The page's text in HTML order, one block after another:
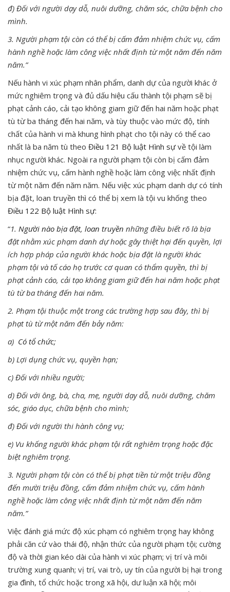
đ) Đối với người dạy dỗ, nuôi dưỡng, chăm sóc, chữa bệnh cho
mình.
3. Người phạm tội còn có thể bị cấm đảm nhiệm chức vụ, cấm
hành nghề hoặc làm công việc nhất định từ một năm đến năm
năm.”
Nếu hành vi xúc phạm nhân phẩm, danh dự của người khác ở
mức nghiêm trọng và đủ dấu hiệu cấu thành tội phạm sẽ bị
phạt cảnh cáo, cải tạo không giam giữ đến hai năm hoặc phạt
tù từ ba tháng đến hai năm, và tùy thuộc vào mức độ, tính
chất của hành vi mà khung hình phạt cho tội này có thể cao
nhất là ba năm tù theo Điều 121 Bộ luật Hình sự về tội làm
nhục người khác. Ngoài ra người phạm tội còn bị cấm đảm
nhiệm chức vụ, cấm hành nghề hoặc làm công việc nhất định
từ một năm đến năm năm. Nếu việc xúc phạm danh dự có tính
bịa đặt, loan truyền thì có thể bị xem là tội vu khống theo
Điều 122 Bộ luật Hình sự:
“1. Người nào bịa đặt, loan truyền những điều biết rõ là bịa
đặt nhằm xúc phạm danh dự hoặc gây thiệt hại đến quyền, lợi
ích hợp pháp của người khác hoặc bịa đặt là người khác
phạm tội và tố cáo họ trước cơ quan có thẩm quyền, thì bị
phạt cảnh cáo, cải tạo không giam giữ đến hai năm hoặc phạt
tù từ ba tháng đến hai năm.
2. Phạm tội thuộc một trong các trường hợp sau đây, thì bị
phạt tù từ một năm đến bảy năm:
a) Có tổ chức;
b) Lợi dụng chức vụ, quyền hạn;
c) Đối với nhiều người;
d) Đối với ông, bà, cha, mẹ, người dạy dỗ, nuôi dưỡng, chăm
sóc, giáo dục, chữa bệnh cho mình;
đ) Đối với người thi hành công vụ;
e) Vu khống người khác phạm tội rất nghiêm trọng hoặc đặc
biệt nghiêm trọng.
3. Người phạm tội còn có thể bị phạt tiền từ một triệu đồng
đến mười triệu đồng, cấm đảm nhiệm chức vụ, cấm hành
nghề hoặc làm công việc nhất định từ một năm đến năm
năm.”
Việc đánh giá mức độ xúc phạm có nghiêm trọng hay không
phải căn cứ vào thái độ, nhận thức của người phạm tội; cường
độ và thời gian kéo dài của hành vi xúc phạm; vị trí và môi
trường xung quanh; vị trí, vai trò, uy tín của người bị hại trong
gia đình, tổ chức hoặc trong xã hội, dư luận xã hội; môi